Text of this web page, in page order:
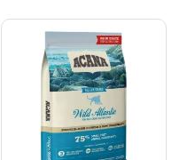
de
precios:
desde
hasta
S/265.00